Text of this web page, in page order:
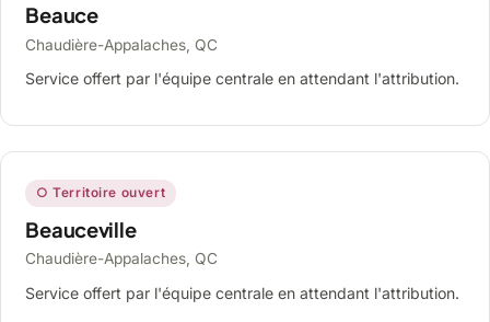
Beauce
Chaudière-Appalaches, QC
Service offert par l'équipe centrale en attendant l'attribution.
○ Territoire ouvert
Beauceville
Chaudière-Appalaches, QC
Service offert par l'équipe centrale en attendant l'attribution.